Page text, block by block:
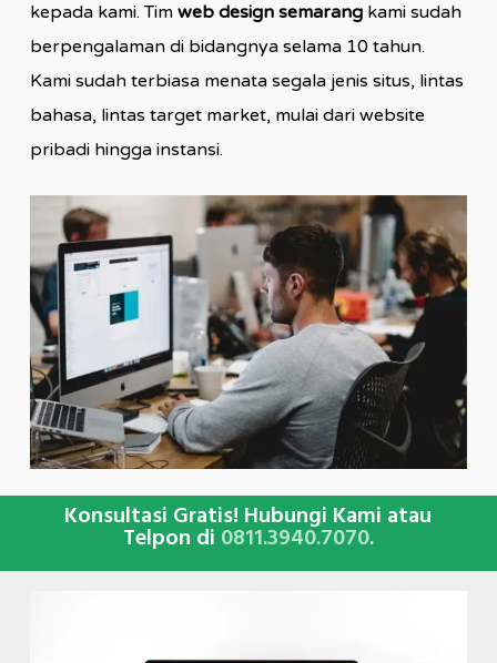
kepada kami. Tim web design semarangkami sudah
berpengalaman di bidangnya selama 10 tahun.
Kami sudah terbiasa menata segala jenis situs, lintas
bahasa, lintas target market, mulai dari website
pribadi hingga instansi.
Konsultasi Gratis! Hubungi Kami atau
Telpon di 0811.3940.7070.